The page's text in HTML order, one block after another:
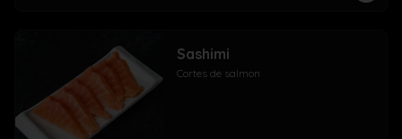
Sashimi
Cortes de salmon